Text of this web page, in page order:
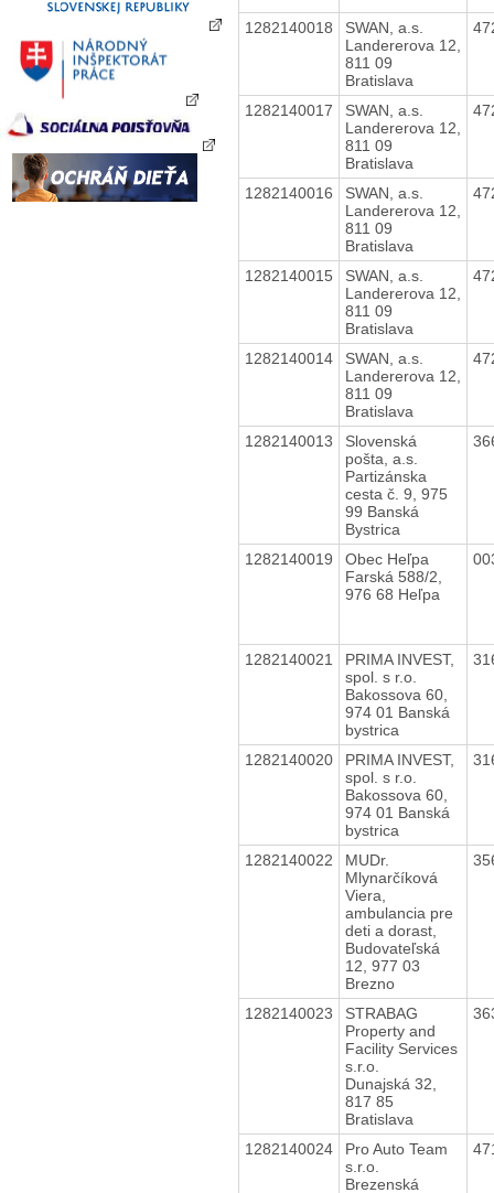
1282140018
SWAN, a.s.
Landererova 12,
811 09
Bratislava
1282140017
SWAN, a.s.
Landererova 12,
811 09
Bratislava
1282140016
SWAN, a.s.
Landererova 12,
811 09
Bratislava
1282140015
SWAN, a.s.
Landererova 12,
811 09
Bratislava
1282140014
SWAN, a.s.
Landererova 12,
811 09
Bratislava
1282140013
Slovenská
pošta, a.s.
Partizánska
cesta č. 9, 975
99 Banská
Bystrica
1282140019
Obec Heľpa
Farská 588/2,
976 68 Heľpa
1282140021
PRIMA INVEST,
spol. s r.o.
Bakossova 60,
974 01 Banská
bystrica
1282140020
PRIMA INVEST,
spol. s r.o.
Bakossova 60,
974 01 Banská
bystrica
1282140022
MUDr.
Mlynarčíková
Viera,
ambulancia pre
deti a dorast,
Budovateľská
12, 977 03
Brezno
1282140023
STRABAG
Property and
Facility Services
s.r.o.
Dunajská 32,
817 85
Bratislava
1282140024
Pro Auto Team
s.r.o.
Brezenská